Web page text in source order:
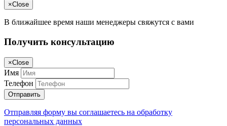
×Close
В ближайшее время наши менеджеры свяжутся с вами
Получить консультацию
×Close
Имя
Телефон
Отправить
Отправляя форму вы соглашаетесь на обработку
персональных данных